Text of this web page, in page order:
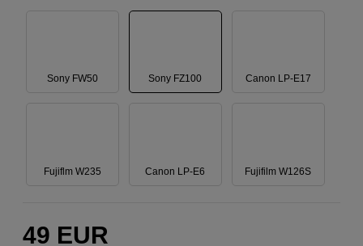
Sony FW50 Sony FZ100 Canon LP-E17
Fujiflm W235 Canon LP-E6 Fujifilm W126S
49 EUR